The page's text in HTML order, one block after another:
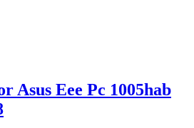
Asus Eee Pc 1005hab